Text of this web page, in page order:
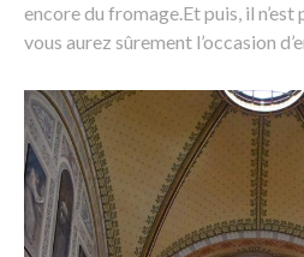
encore du fromage.Et puis, il n’est
vous aurez sûrement l’occasion